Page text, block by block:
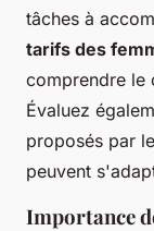
tâches à
tarifs des
comprendre le
Évaluez
proposés par
peuvent
Importance